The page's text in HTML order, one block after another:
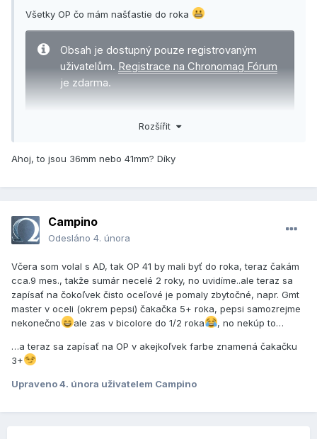
Všetky OP čo mám našťastie do roka
Obsah je dostupný pouze registrovaným
uživatelům. Registrace na Chronomag Fórum
je zdarma.
Rozšířit
Ahoj, to jsou 36mm nebo 41mm? Díky
Campino
Odesláno 4. února
Včera som volal s AD, tak OP 41 by mali byť do roka, teraz čakám
cca.9 mes., takže sumár necelé 2 roky, no uvidíme..ale teraz sa
zapísať na čokoľvek čisto oceľové je pomaly zbytočné, napr. Gmt
master v oceli (okrem pepsi) čakačka 5+ roka, pepsi samozrejme
nekonečno
ale zas v bicolore do 1/2 roka , no nekúp to…
…a teraz sa zapísať na OP v akejkoľvek farbe znamená čakačku
3+
Upraveno4. února uživatelem Campino